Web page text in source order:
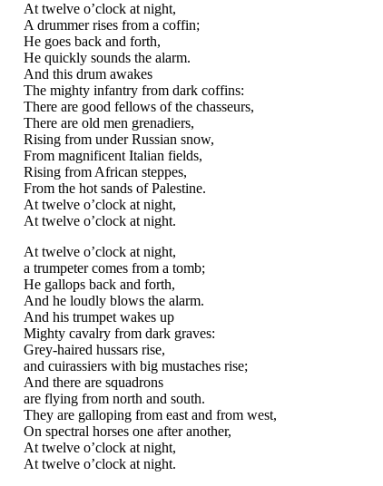
At twelve o’clock at night,
A drummer rises from a coffin;
He goes back and forth,
He quickly sounds the alarm.
And this drum awakes
The mighty infantry from dark coffins:
There are good fellows of the chasseurs,
There are old men grenadiers,
Rising from under Russian snow,
From magnificent Italian fields,
Rising from African steppes,
From the hot sands of Palestine.
At twelve o’clock at night,
At twelve o’clock at night.
At twelve o’clock at night,
a trumpeter comes from a tomb;
He gallops back and forth,
And he loudly blows the alarm.
And his trumpet wakes up
Mighty cavalry from dark graves:
Grey-haired hussars rise,
and cuirassiers with big mustaches rise;
And there are squadrons
are flying from north and south.
They are galloping from east and from west,
On spectral horses one after another,
At twelve o’clock at night,
At twelve o’clock at night.